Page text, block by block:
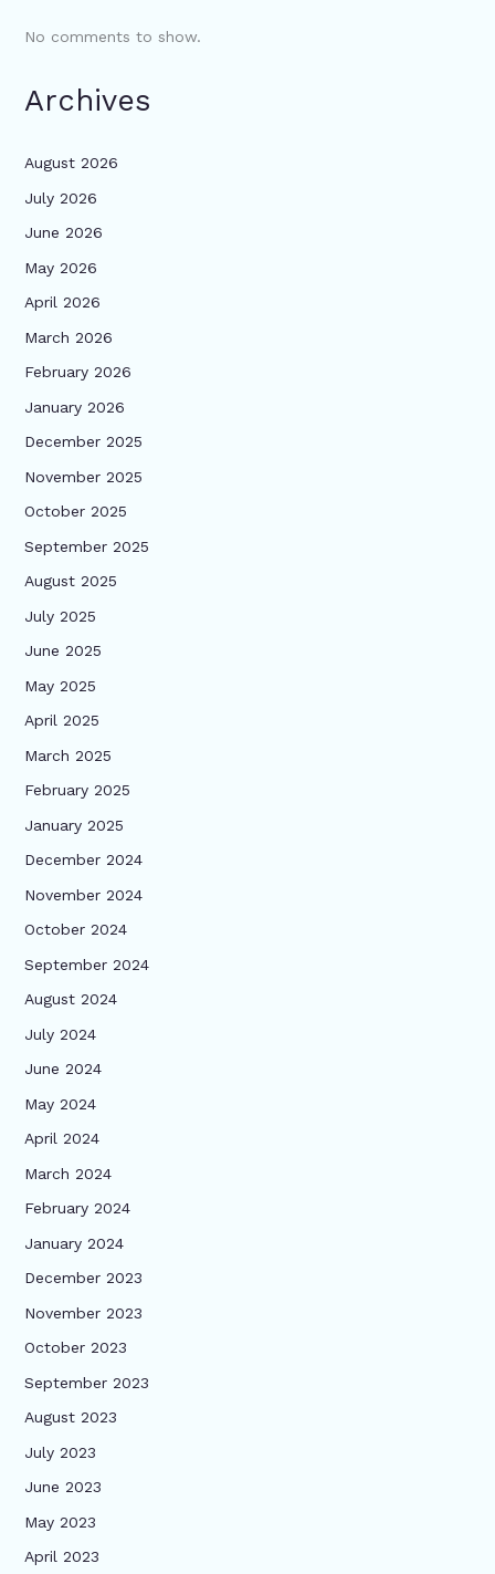
No comments to show.
Archives
August 2026
July 2026
June 2026
May 2026
April 2026
March 2026
February 2026
January 2026
December 2025
November 2025
October 2025
September 2025
August 2025
July 2025
June 2025
May 2025
April 2025
March 2025
February 2025
January 2025
December 2024
November 2024
October 2024
September 2024
August 2024
July 2024
June 2024
May 2024
April 2024
March 2024
February 2024
January 2024
December 2023
November 2023
October 2023
September 2023
August 2023
July 2023
June 2023
May 2023
April 2023